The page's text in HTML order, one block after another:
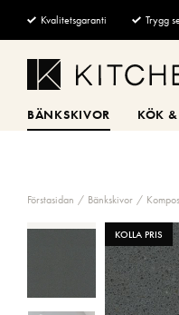
Kvalitetsgaranti Trygg
BÄNKSKIVOR KÖK
Förstasidan Bänkskivor
KOLLA PRIS